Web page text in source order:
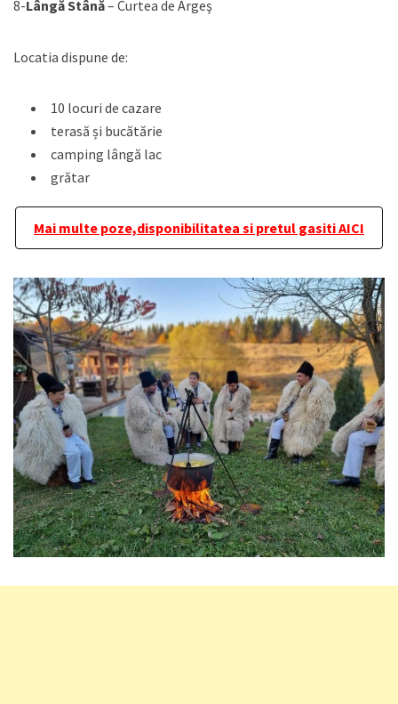
8-Lângă Stână– Curtea de Argeş
Locatia dispune de:
10 locuri de cazare
terasă și bucătărie
camping lângă lac
grătar
Mai multe poze,disponibilitatea si pretul gasiti AICI